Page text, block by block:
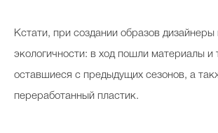
Кстати, при создании образов дизайнеры
экологичности: в ход пошли материалы и
оставшиеся с предыдущих сезонов, а
переработанный пластик.